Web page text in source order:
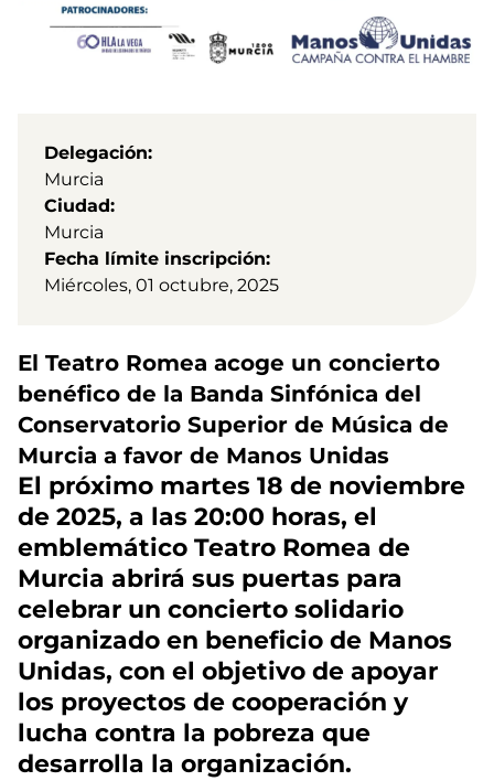
Delegación
Murcia
Ciudad
Murcia
Fecha límite inscripción
Miércoles, 01 octubre, 2025
El Teatro Romea acoge un concierto
benéfico de la Banda Sinfónica del
Conservatorio Superior de Música de
Murcia a favor de Manos Unidas
El próximo martes 18 de noviembre
de 2025, a las 20:00 horas, el
emblemático Teatro Romea de
Murcia abrirá sus puertas para
celebrar un concierto solidario
organizado en beneficio de Manos
Unidas, con el objetivo de apoyar
los proyectos de cooperación y
lucha contra la pobreza que
desarrolla la organización.